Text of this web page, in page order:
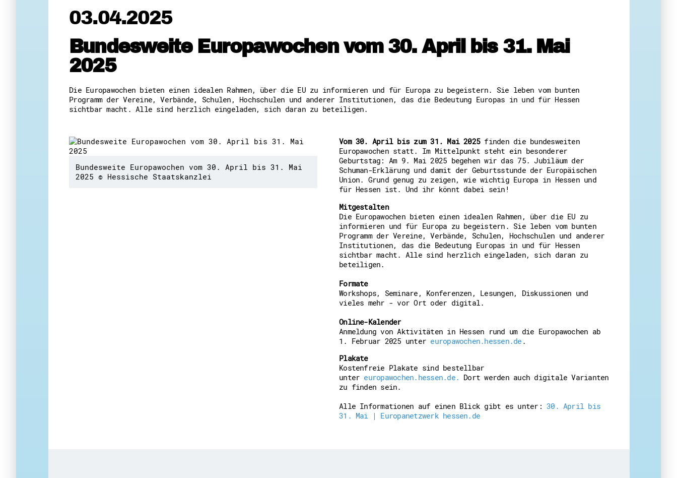
Service-Learning
Di@-Lotsen in Hessen
Energiepreiskrise und Ehrenamt
Flüchtlingshilfe + Integration
Qualifizierung & Fortbildung
Stiftungen
Vereine, Spenden, Steuern - Gut zu Wissen
Versicherungsschutz
Wissenswertes rund um dein Ehrenamt
Zahlen, Daten, Fakten aus Hessen
Service
Suche
Downloads
Kontakt
Impressum
Datenschutz
Erklärung zur Barrierefreiheit
03.04.2025
Bundesweite Europawochen vom 30. April bis 31. Mai
2025
Die Europawochen bieten einen idealen Rahmen, über die EU zu informieren und für Europa zu begeistern. Sie leben vom bunten
Programm der Vereine, Verbände, Schulen, Hochschulen und anderer Institutionen, das die Bedeutung Europas in und für Hessen
sichtbar macht. Alle sind herzlich eingeladen, sich daran zu beteiligen.
Bundesweite Europawochen vom 30. April bis 31. Mai
2025 © Hessische Staatskanzlei
Vom 30. April bis zum 31. Mai 2025finden die bundesweiten
Europawochen statt. Im Mittelpunkt steht ein besonderer
Geburtstag: Am 9. Mai 2025 begehen wir das 75. Jubiläum der
Schuman-Erklärung und damit der Geburtsstunde der Europäischen
Union. Grund genug zu zeigen, wie wichtig Europa in Hessen und
für Hessen ist. Und ihr könnt dabei sein!
Mitgestalten
Die Europawochen bieten einen idealen Rahmen, über die EU zu
informieren und für Europa zu begeistern. Sie leben vom bunten
Programm der Vereine, Verbände, Schulen, Hochschulen und anderer
Institutionen, das die Bedeutung Europas in und für Hessen
sichtbar macht. Alle sind herzlich eingeladen, sich daran zu
beteiligen.
Formate
Workshops, Seminare, Konferenzen, Lesungen, Diskussionen und
vieles mehr - vor Ort oder digital.
Online-Kalender
Anmeldung von Aktivitäten in Hessen rund um die Europawochen ab
1. Februar 2025 unter europawochen.hessen.de .
Plakate
Kostenfreie Plakate sind bestellbar
unter europawochen.hessen.de. Dort werden auch digitale Varianten
zu finden sein.
Alle Informationen auf einen Blick gibt es unter:30. April bis
31. Mai | Europanetzwerk hessen.de